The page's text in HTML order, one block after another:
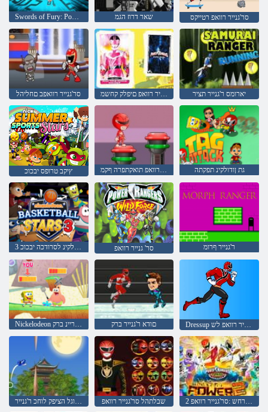
Swords of Fury: Power Rangers MegaForce שאר דרוז הגמ סר'גנייר רוואפ רטייקס
סר'גנייר רוואפב םחליהל סר'גנייר רוואפ םיפלק קחשמ יארומס ר'גנייר תציר
ץיקב טרופס יבכוכ סר'גנייר רוואפ תואקתפרה ףקמ גת ןודולקינ תפקתה
3 ןואידולקינ לסרודכה יבכוכ סר' גנייר רוואפ ר'גנייר ףרומ
Nickelodeon יבורמ ריינ ברק םודא ר'גנייר ברק Dressup סר'גנייר רוואפ לש
הבוגל הציפק לוחכ ר'גנייר שבלתהל סר'גנייר רוואפ 2 חוכה תא ררחש :סר'גנייר רוואפ